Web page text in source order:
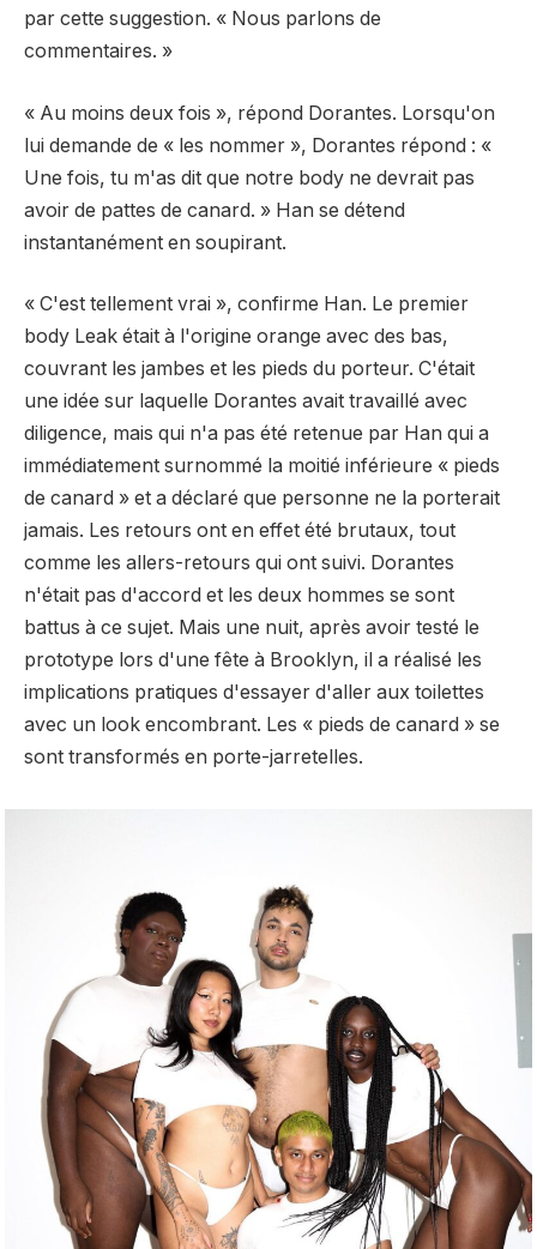
par cette suggestion. « Nous parlons de
commentaires. »
« Au moins deux fois », répond Dorantes. Lorsqu'on
lui demande de « les nommer », Dorantes répond : «
Une fois, tu m'as dit que notre body ne devrait pas
avoir de pattes de canard. » Han se détend
instantanément en soupirant.
« C'est tellement vrai », confirme Han. Le premier
body Leak était à l'origine orange avec des bas,
couvrant les jambes et les pieds du porteur. C'était
une idée sur laquelle Dorantes avait travaillé avec
diligence, mais qui n'a pas été retenue par Han qui a
immédiatement surnommé la moitié inférieure « pieds
de canard » et a déclaré que personne ne la porterait
jamais. Les retours ont en effet été brutaux, tout
comme les allers-retours qui ont suivi. Dorantes
n'était pas d'accord et les deux hommes se sont
battus à ce sujet. Mais une nuit, après avoir testé le
prototype lors d'une fête à Brooklyn, il a réalisé les
implications pratiques d'essayer d'aller aux toilettes
avec un look encombrant. Les « pieds de canard » se
sont transformés en porte-jarretelles.